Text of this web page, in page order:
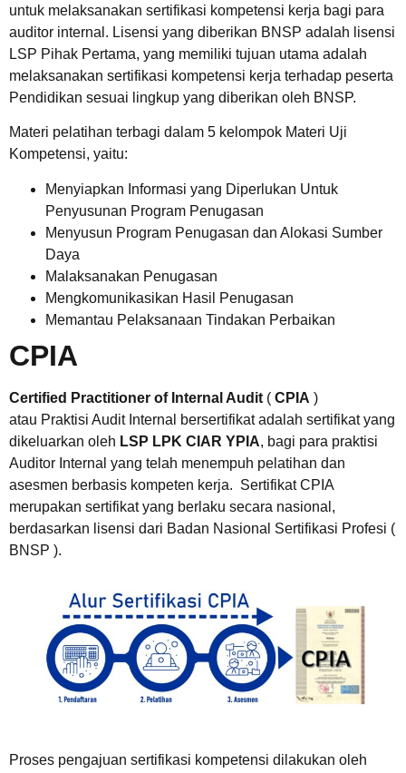
untuk melaksanakan sertifikasi kompetensi kerja bagi para
auditor internal. Lisensi yang diberikan BNSP adalah lisensi
LSP Pihak Pertama, yang memiliki tujuan utama adalah
melaksanakan sertifikasi kompetensi kerja terhadap peserta
Pendidikan sesuai lingkup yang diberikan oleh BNSP.
Materi pelatihan terbagi dalam 5 kelompok Materi Uji
Kompetensi, yaitu:
Menyiapkan Informasi yang Diperlukan Untuk
Penyusunan Program Penugasan
Menyusun Program Penugasan dan Alokasi Sumber
Daya
Malaksanakan Penugasan
Mengkomunikasikan Hasil Penugasan
Memantau Pelaksanaan Tindakan Perbaikan
CPIA
Certified Practitioner of Internal Audit ( CPIA )
atau Praktisi Audit Internal bersertifikat adalah sertifikat yang
dikeluarkan oleh LSP LPK CIAR YPIA, bagi para praktisi
Auditor Internal yang telah menempuh pelatihan dan
asesmen berbasis kompeten kerja. Sertifikat CPIA
merupakan sertifikat yang berlaku secara nasional,
berdasarkan lisensi dari Badan Nasional Sertifikasi Profesi (
BNSP ).
Proses pengajuan sertifikasi kompetensi dilakukan oleh